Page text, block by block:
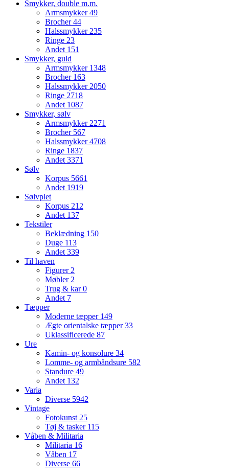
Smykker, double m.m.
Armsmykker49
Brocher44
Halssmykker235
Ringe 23
Andet 151
Smykker, guld
Armsmykker 1348
Brocher 163
Halssmykker2050
Ringe 2718
Andet 1087
Smykker, sølv
Armsmykker2271
Brocher 567
Halssmykker4708
Ringe 1837
Andet3371
Sølv
Korpus 5661
Andet 1919
Sølvplet
Korpus 212
Andet 137
Tekstiler
Beklædning 150
Duge 113
Andet339
Til haven
Figurer2
Møbler2
Trug & kar0
Andet 7
Tæpper
Moderne tæpper 149
Ægte orientalske tæpper33
Uklassificerede 87
Ure
Kamin- og konsolure 34
Lomme- og armbåndsure 582
Standure 49
Andet 132
Varia
Diverse 5942
Vintage
Fotokunst25
Tøj & tasker 115
Våben & Militaria
Militaria 16
Våben 17
Diverse 66